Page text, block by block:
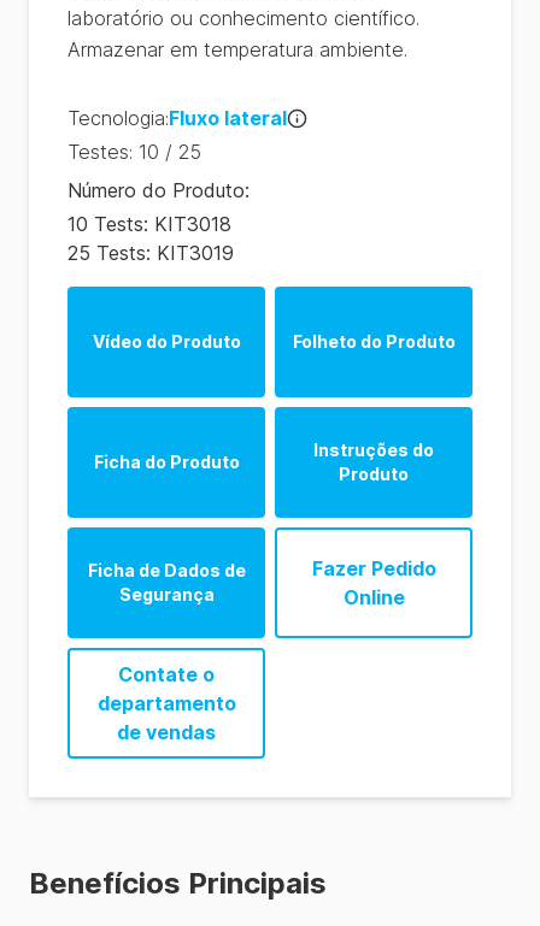
laboratório ou conhecimento científico.
Armazenar em temperatura ambiente.
Tecnologia:Fluxo lateral
Testes: 10 / 25
Número do Produto:
10 Tests: KIT3018
25 Tests: KIT3019
Vídeo do Produto Folheto do Produto
Range (EN)
Ficha do Produto
Sheet (EN)
AlerTox Sticks Product
AlerTox Sticks Product
Sheet (FR)
Instruções do
Produto
Instructions (EN)
AlerTox Sticks BLG
Instructions (ES)
Ficha de Dados de
Segurança
Milk, BLG, Casein and
Egg) Extraction Buffer
SDS (US-en)
Milk, BLG, Casein and
AlerTox Sticks (Total
Fazer Pedido
Online
Contate o
departamento
de vendas
Benefícios Principais